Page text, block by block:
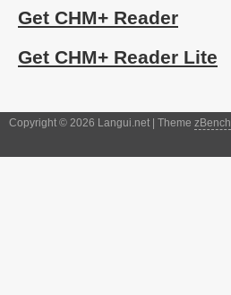
Get CHM+ Reader
Get CHM+ Reader Lite
Copyright © 2026 Langui.net | Theme zBench